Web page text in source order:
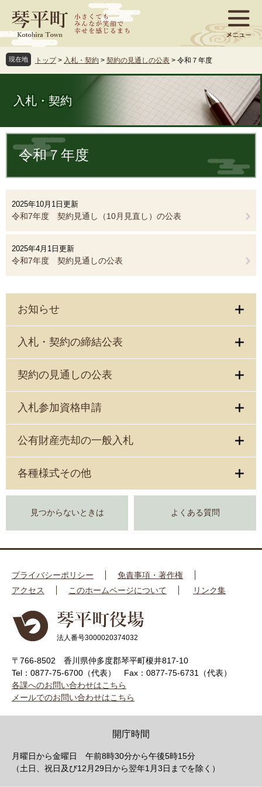
ジ
先
頭
ュ
を
飛
文
現在地 トップ > 入札・契約 > 契約の見通しの公表 > 令和７年度
入札・契約
文 令和７年度
2025年10月1日更新
令和7年度 契約見通し（10月見直し）の公表
2025年4月1日更新
令和7年度 契約見通しの公表
お知らせ
入札・契約の締結公表
契約の見通しの公表
入札参加資格申請
公有財産売却の一般入札
各種様式その他
見つからないときは よくある質問
プライバシーポリシー
免責事項・著作権
アクセス
このホームページについて リンク集
法人番号3000020374032
〒766-8502 香川県仲多度郡琴平町榎井817-10
Tel：0877-75-6700（代表）
Fax：0877-75-6731（代表）
各課へのお問い合わせはこちら
メールでのお問い合わせはこちら
開庁時間
月曜日から金曜日 午前8時30分から午後5時15分
（土日、祝日及び12月29日から翌年1月3日までを除く）